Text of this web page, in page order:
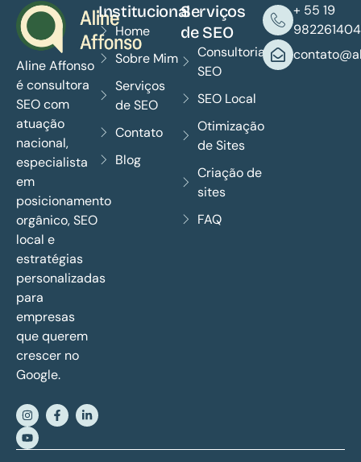
Aline Affonso
é consultora
SEO com
atuação
nacional,
especialista
em
posicionamento
orgânico, SEO
local e
estratégias
personalizadas
para
empresas
que querem
crescer no
Google.
Institucional
Home
Sobre Mim
Serviços
de SEO
Contato
Blog
Serviços
de SEO
Consultoria
SEO
SEO Local
Otimização
de Sites
Criação de
sites
FAQ
+ 55 19
982261404